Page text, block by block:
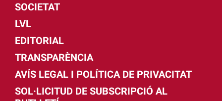
SOCIETAT
LVL
EDITORIAL
TRANSPARÈNCIA
AVÍS LEGAL I POLÍTICA DE PRIVACITAT
SOL·LICITUD DE SUBSCRIPCIÓ AL